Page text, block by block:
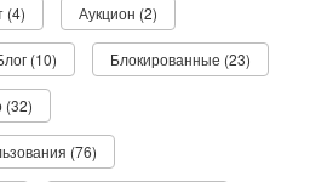
(4) Аукцион (2)
(10) Блокированные (23)
(32)
(76)